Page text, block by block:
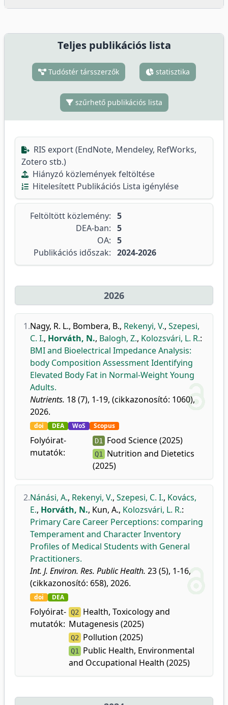
Teljes publikációs lista
Tudóstér társszerzők statisztika
szűrhető publikációs lista
RIS export (EndNote, Mendeley, RefWorks,
Zotero stb.)
Hiányzó közlemények feltöltése
Hitelesített Publikációs Lista igénylése
Feltöltött közlemény: 5
DEA-ban: 5
OA: 5
Publikációs időszak: 2024-2026
2026
1.Nagy, R. L., Bombera, B., Rekenyi, V., Szepesi,
C. I., Horváth, N., Balogh, Z., Kolozsvári, L. R.:
BMI and Bioelectrical Impedance Analysis:
body Composition Assessment Identifying
Elevated Body Fat in Normal-Weight Young
Adults.
Nutrients. 18 (7), 1-19, (cikkazonosító: 1060),
2026.
doi DEA WoS Scopus
Folyóirat-
mutatók:
D1 Food Science (2025)
Q1
Nutrition and Dietetics
(2025)
2.Nánási, A., Rekenyi, V., Szepesi, C. I., Kovács,
E., Horváth, N., Kun, A., Kolozsvári, L. R.:
Primary Care Career Perceptions: comparing
Temperament and Character Inventory
Profiles of Medical Students with General
Practitioners.
Int. J. Environ. Res. Public Health. 23 (5), 1-16,
(cikkazonosító: 658), 2026.
doi DEA
Folyóirat-
mutatók:
Q2
Health, Toxicology and
Mutagenesis (2025)
Q2 Pollution (2025)
Q1
Public Health, Environmental
and Occupational Health (2025)